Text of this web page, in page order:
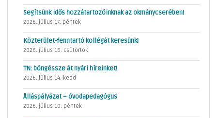
Segítsünk idős hozzátartozóinknak az okmánycserében!
2026. július 17. péntek
Közterület-fenntartó kollégát keresünk!
2026. július 16. csütörtök
TN: böngéssze át nyári híreinket!
2026. július 14. kedd
Álláspályázat – óvodapedagógus
2026. július 10. péntek